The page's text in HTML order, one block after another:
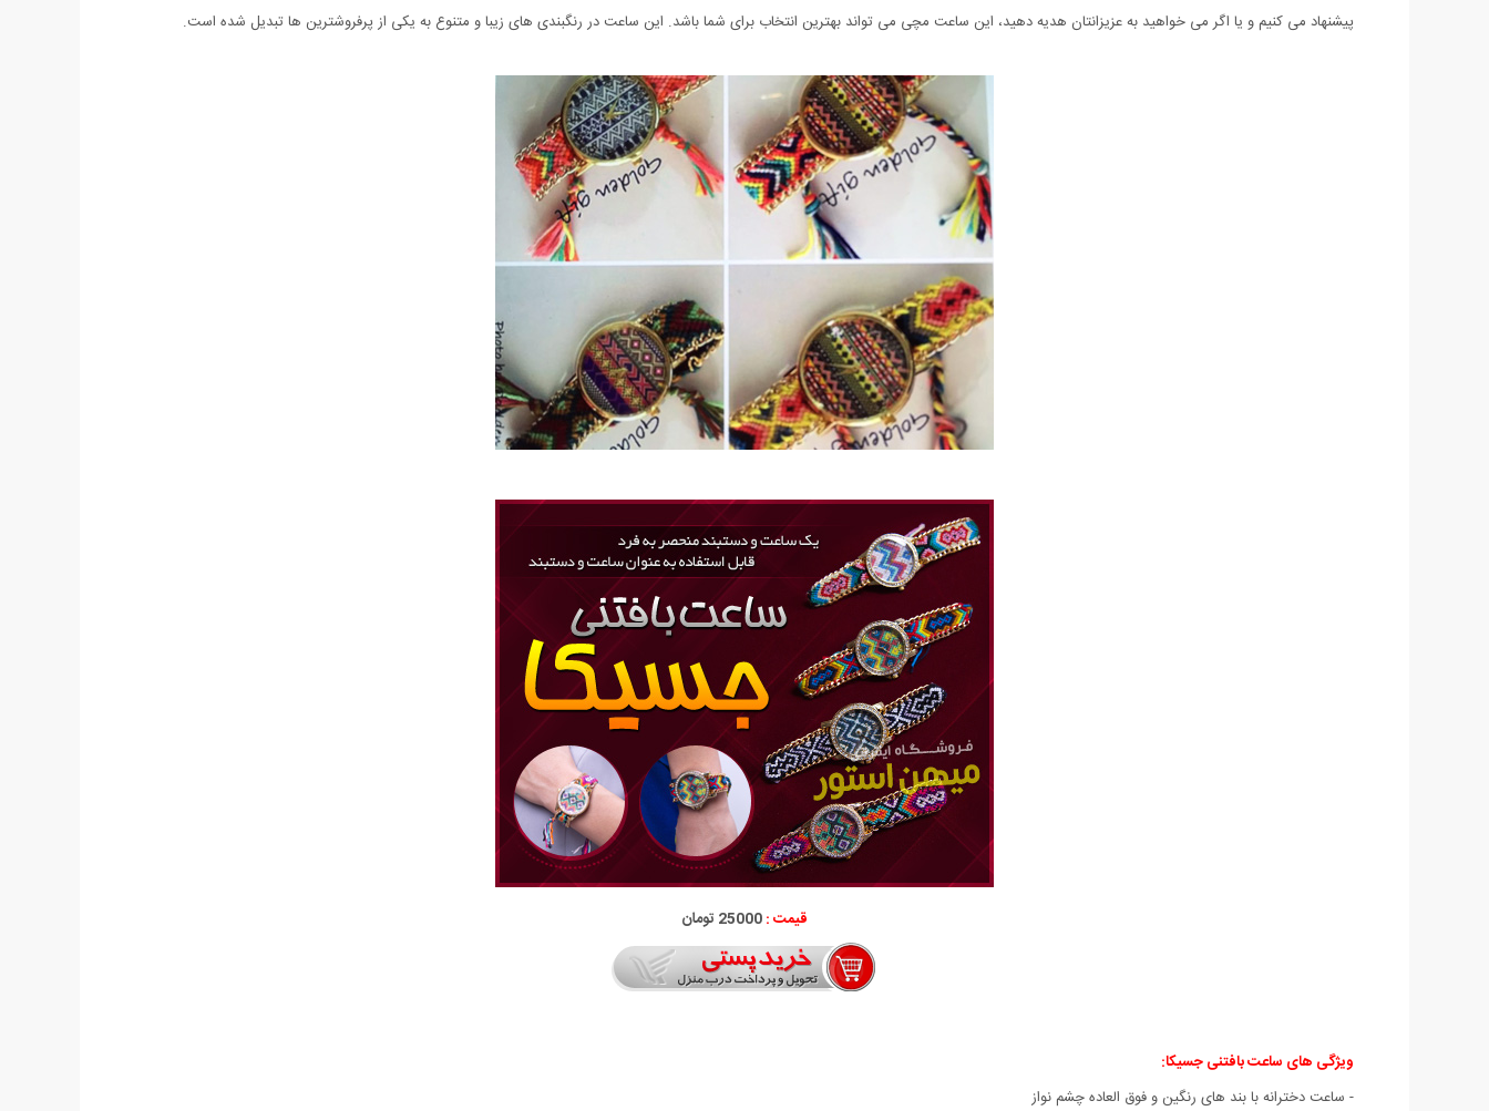
پیشنهاد می کنیم و یا اگر می خواهید به عزیزانتان هدیه دهید، این ساعت مچی می تواند بهترین انتخاب برای شما باشد. این ساعت در رنگبندی های زیبا و متنوع به یکی از پرفروشترین ها تبدیل شده است.
قیمت :25000 تومان
ویژگی های ساعت بافتنی جسیکا:
- ساعت دخترانه با بند های رنگین و فوق العاده چشم نواز